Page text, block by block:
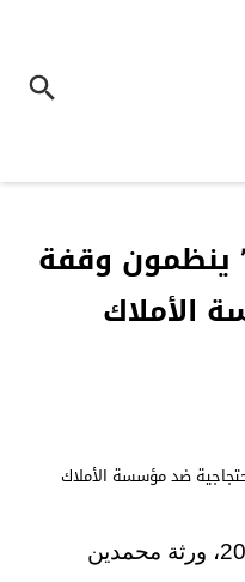
ينظمون وقفة
الأملاك
نظم يومه الإثنين 30 مايو 2016، ورثة محمدين